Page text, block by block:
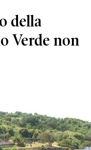
della
Verde non